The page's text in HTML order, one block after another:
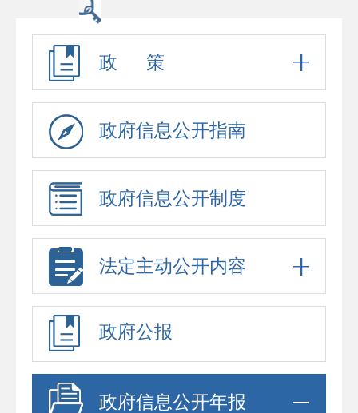
政 策
政府信息公开指南
政府信息公开制度
法定主动公开内容
政府公报
政府信息公开年报